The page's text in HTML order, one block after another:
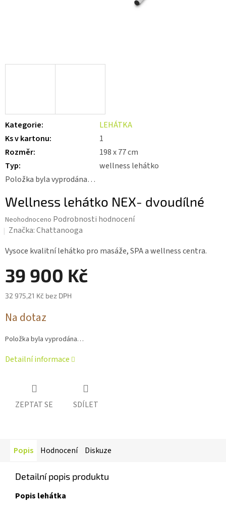
Kategorie:
LEHÁTKA
Ks v kartonu:
1
Rozměr:
198 x 77 cm
Typ:
wellness lehátko
Položka byla vyprodána…
Wellness lehátko NEX- dvoudílné
Průměrné
hodnocení
je
0,0
hvězdiček.
Neohodnoceno Podrobnosti hodnocení
Značka:Chattanooga
Vysoce kvalitní lehátko pro masáže, SPA a wellness centra.
39 900 Kč
32 975,21 Kč bez DPH
cena:
Na dotaz
Položka byla vyprodána…
Detailní informace
ZEPTAT SE SDÍLET
Popis Hodnocení Diskuze
Detailní popis produktu
Popis lehátka